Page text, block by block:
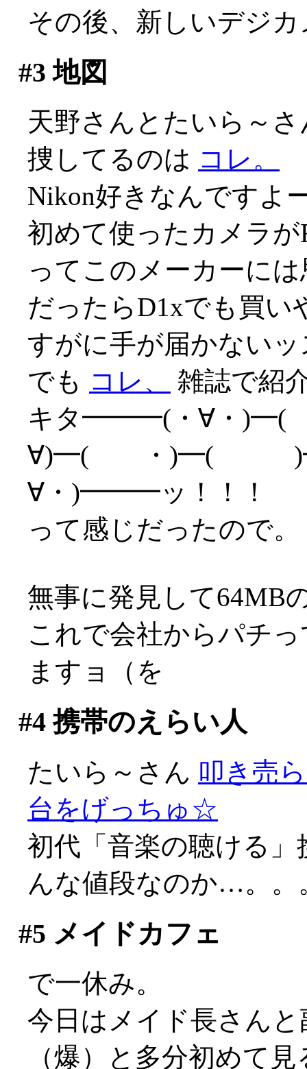
その後、新しいデジ
#3 地図
天野さんとたいら～
捜してるのは コレ。
Nikon好きなんですよ
初めて使ったカメラ
ってこのメーカーに
だったらD1xでも買い
すがに手が届かないッ
でも コレ、
雑誌で紹
キタ━━━(・∀・)━(
∀)━( ・)━(
∀・)━━━ッ！！！
って感じだったので。
無事に発見して64MB
これで会社からパチ
ますョ（を
#4携帯のえらい人
たいら～さん 叩き売
台をげっちゅ☆
初代「音楽の聴ける
んな値段なのか…。。
#5 メイドカフェ
で一休み。
今日はメイド長さん
（爆）と多分初めて